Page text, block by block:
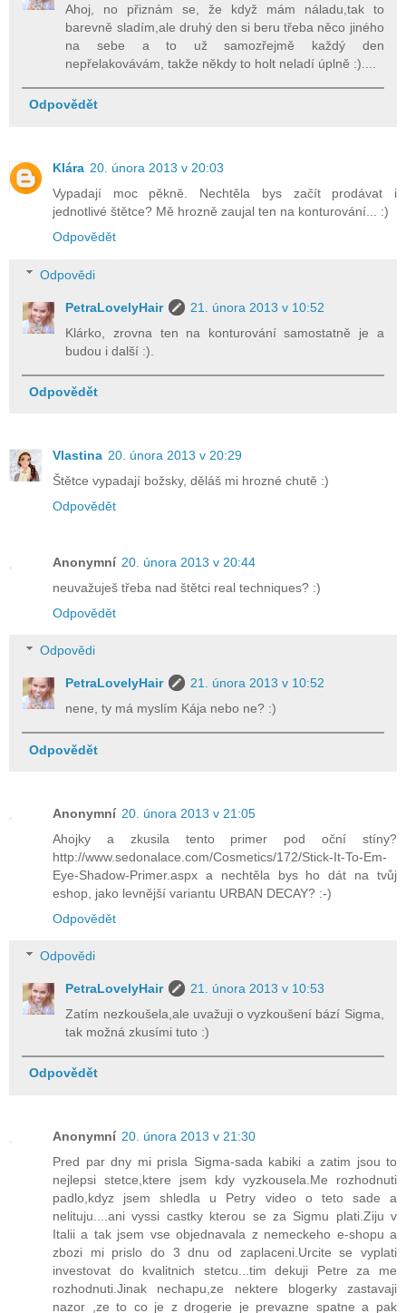
Ahoj, no přiznám se, že když mám náladu,tak to
barevně sladím,ale druhý den si beru třeba něco jiného
na sebe a to už samozřejmě každý den
nepřelakovávám, takže někdy to holt neladí úplně :)....
Odpovědět
Klára 20. února 2013 v 20:03
Vypadají moc pěkně. Nechtěla bys začít prodávat i
jednotlivé štětce? Mě hrozně zaujal ten na konturování... :)
Odpovědět
Odpovědi
PetraLovelyHair
21. února 2013 v 10:52
Klárko, zrovna ten na konturování samostatně je a
budou i další :).
Odpovědět
Vlastina 20. února 2013 v 20:29
Štětce vypadají božsky, děláš mi hrozné chutě :)
Odpovědět
Anonymní 20. února 2013 v 20:44
neuvažuješ třeba nad štětci real techniques? :)
Odpovědět
Odpovědi
PetraLovelyHair
21. února 2013 v 10:52
nene, ty má myslím Kája nebo ne? :)
Odpovědět
Anonymní 20. února 2013 v 21:05
Ahojky a zkusila tento primer pod oční stíny?
http://www.sedonalace.com/Cosmetics/172/Stick-It-To-Em-
Eye-Shadow-Primer.aspx a nechtěla bys ho dát na tvůj
eshop, jako levnější variantu URBAN DECAY? :-)
Odpovědět
Odpovědi
PetraLovelyHair
21. února 2013 v 10:53
Zatím nezkoušela,ale uvažuji o vyzkoušení bází Sigma,
tak možná zkusími tuto :)
Odpovědět
Anonymní 20. února 2013 v 21:30
Pred par dny mi prisla Sigma-sada kabiki a zatim jsou to
nejlepsi stetce,ktere jsem kdy vyzkousela.Me rozhodnuti
padlo,kdyz jsem shledla u Petry video o teto sade a
nelituju....ani vyssi castky kterou se za Sigmu plati.Ziju v
Italii a tak jsem vse objednavala z nemeckeho e-shopu a
zbozi mi prislo do 3 dnu od zaplaceni.Urcite se vyplati
investovat do kvalitnich stetcu...tim dekuji Petre za me
rozhodnuti.Jinak nechapu,ze nektere blogerky zastavaji
nazor ,ze to co je z drogerie je prevazne spatne a pak